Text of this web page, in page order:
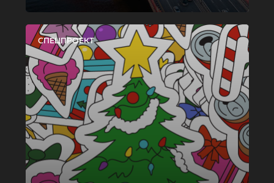
СПЕЦПРОЕКТ